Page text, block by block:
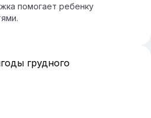
помогает ребенку